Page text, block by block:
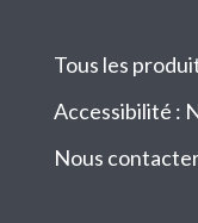
Tous les
Accessibilité :
Nous